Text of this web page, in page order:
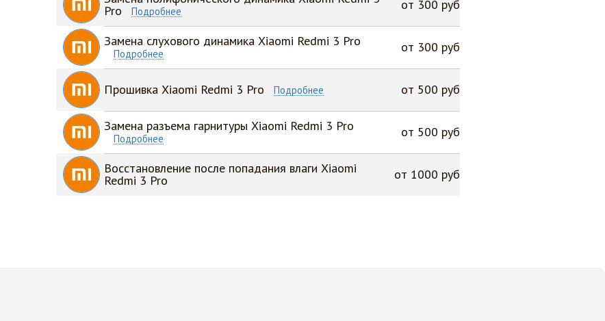
Pro Подробнее от 300 руб
Замена слухового динамика Xiaomi Redmi 3 Pro
Подробнее от 300 руб
Прошивка Xiaomi Redmi 3 Pro Подробнее от 500 руб
Замена разъема гарнитуры Xiaomi Redmi 3 Pro
Подробнее от 500 руб
Восстановление после попадания влаги Xiaomi
Redmi 3 Pro от 1000 руб